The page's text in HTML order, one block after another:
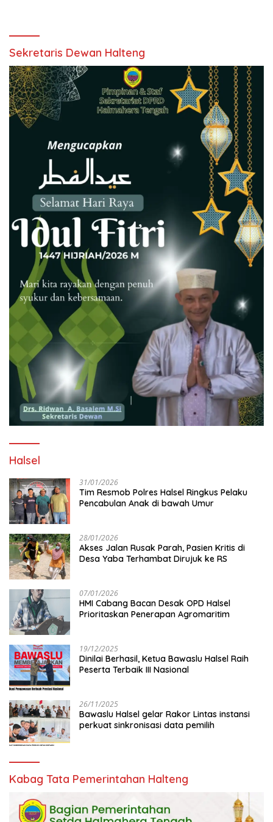
Sekretaris Dewan Halteng
Halsel
31/01/2026
Tim Resmob Polres Halsel Ringkus Pelaku
Pencabulan Anak di bawah Umur
28/01/2026
Akses Jalan Rusak Parah, Pasien Kritis di
Desa Yaba Terhambat Dirujuk ke RS
07/01/2026
HMI Cabang Bacan Desak OPD Halsel
Prioritaskan Penerapan Agromaritim
19/12/2025
Dinilai Berhasil, Ketua Bawaslu Halsel Raih
Peserta Terbaik III Nasional
26/11/2025
Bawaslu Halsel gelar Rakor Lintas instansi
perkuat sinkronisasi data pemilih
Kabag Tata Pemerintahan Halteng